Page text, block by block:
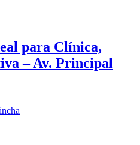
para Clínica,
– Av. Principal